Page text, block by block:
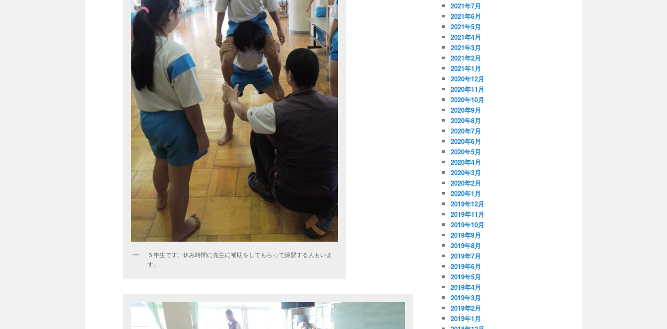
５年生です。休み時間に先生に補助をしてもらって練習する人もいま
す。
2021年7月
2021年6月
2021年5月
2021年4月
2021年3月
2021年2月
2021年1月
2020年12月
2020年11月
2020年10月
2020年9月
2020年8月
2020年7月
2020年6月
2020年5月
2020年4月
2020年3月
2020年2月
2020年1月
2019年12月
2019年11月
2019年10月
2019年9月
2019年8月
2019年7月
2019年6月
2019年5月
2019年4月
2019年3月
2019年2月
2019年1月